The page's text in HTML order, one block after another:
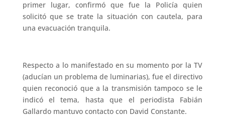
primer lugar, confirmó que fue la Policía quien
solicitó que se trate la situación con cautela, para
una evacuación tranquila.
Respecto a lo manifestado en su momento por la TV
(aducían un problema de luminarias), fue el directivo
quien reconoció que a la transmisión tampoco se le
indicó el tema, hasta que el periodista Fabián
Gallardo mantuvo contacto con David Constante.